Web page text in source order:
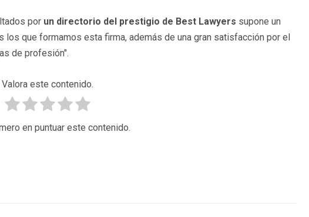
por un directorio del prestigio de Best Lawyers supone un
que formamos esta firma, además de una gran satisfacción por el
de profesión".
Valora este contenido.
en puntuar este contenido.